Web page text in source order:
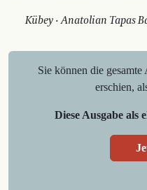
Kübey · Anatolian Tapas
Sie können die
erschien,
Diese Ausgabe als